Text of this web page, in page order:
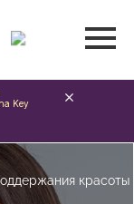
красоты
Key